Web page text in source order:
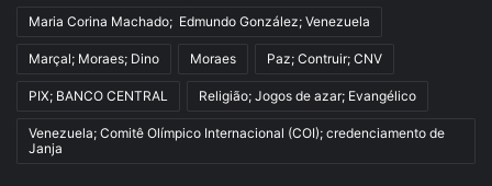
Maria Corina Machado; Edmundo González; Venezuela
Marçal; Moraes; Dino Moraes Paz; Contruir; CNV
PIX; BANCO CENTRAL Religião; Jogos de azar; Evangélico
Venezuela; Comitê Olímpico Internacional (COI); credenciamento de
Janja